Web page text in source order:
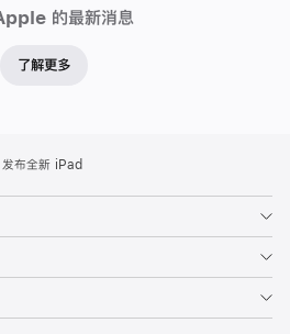
的最新消息
了解更多
布全新 iPad